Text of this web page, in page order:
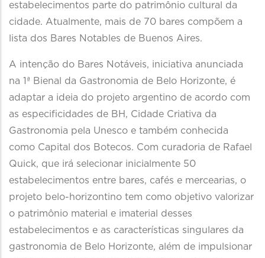
estabelecimentos parte do patrimônio cultural da
cidade. Atualmente, mais de 70 bares compõem a
lista dos Bares Notables de Buenos Aires.
A intenção do Bares Notáveis, iniciativa anunciada
na 1ª Bienal da Gastronomia de Belo Horizonte, é
adaptar a ideia do projeto argentino de acordo com
as especificidades de BH, Cidade Criativa da
Gastronomia pela Unesco e também conhecida
como Capital dos Botecos. Com curadoria de Rafael
Quick, que irá selecionar inicialmente 50
estabelecimentos entre bares, cafés e mercearias, o
projeto belo-horizontino tem como objetivo valorizar
o patrimônio material e imaterial desses
estabelecimentos e as características singulares da
gastronomia de Belo Horizonte, além de impulsionar